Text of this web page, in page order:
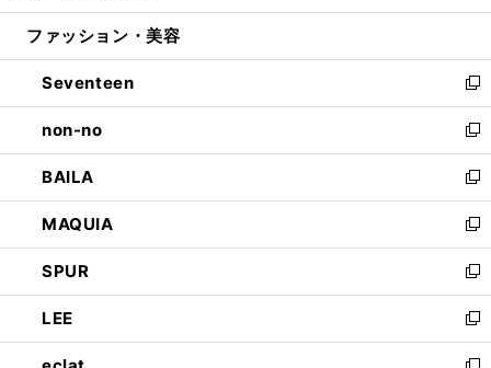
開
ウ
開
く
ン
ウ
で
開
く
ウ
ン
ド
ウ
で
開
く
ファッション・美容
Seventeen
新
し
い
ウ
ィ
ン
ド
ウ
で
開
く
non-no
新
し
い
ウ
ィ
ン
ド
ウ
で
開
BAILA
新
し
い
ウ
ィ
ン
ド
ウ
MAQUIA
新
し
い
ウ
ィ
ン
SPUR
新
し
い
ウ
LEE
新
し